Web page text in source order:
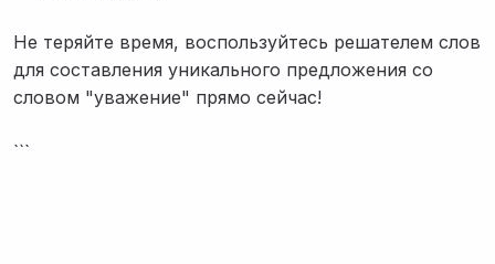
Не теряйте время, воспользуйтесь решателем слов
для составления уникального предложения со
словом "уважение" прямо сейчас!
```